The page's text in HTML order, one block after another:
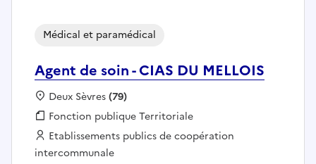
Agent de soin - CIAS DU MELLOIS
Médical et paramédical
Localisation :
Deux Sèvres(79)
Fonction publique :
Fonction publique Territoriale
Employeur :
Etablissements publics de coopération
intercommunale